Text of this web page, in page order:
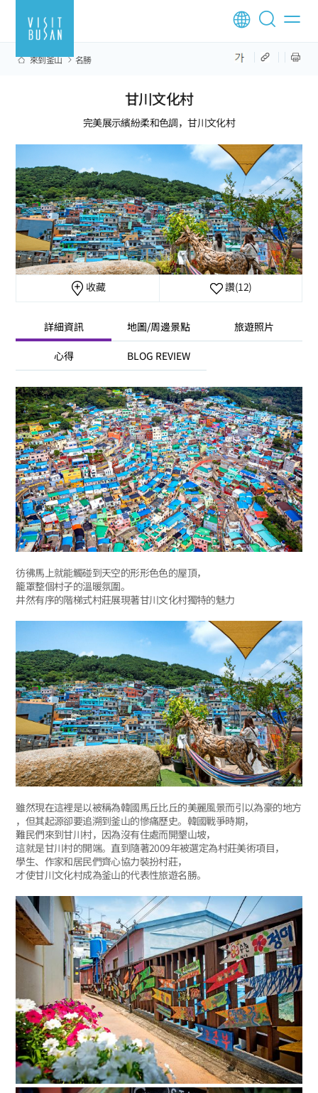
來到釜山 名勝
甘川文化村
完美展示繽紛柔和色調，甘川文化村
收藏 讚(12)
詳細資訊 地圖/周邊景點 旅遊照片
心得 BLOG REVIEW
彷彿馬上就能觸碰到天空的形形色色的屋頂，
籠罩整個村子的溫暖氛圍。
井然有序的階梯式村莊展現著甘川文化村獨特的魅力
雖然現在這裡是以被稱為韓國馬丘比丘的美麗風景而引以為豪的地方
，但其起源卻要追溯到釜山的慘痛歷史。韓國戰爭時期，
難民們來到甘川村，因為沒有住處而開墾山坡，
這就是甘川村的開端。直到隨著2009年被選定為村莊美術項目，
學生、作家和居民們齊心協力裝扮村莊，
才使甘川文化村成為釜山的代表性旅遊名勝。